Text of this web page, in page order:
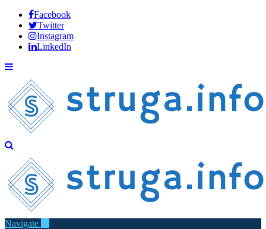
Facebook
Twitter
Instagram
LinkedIn
Navigate